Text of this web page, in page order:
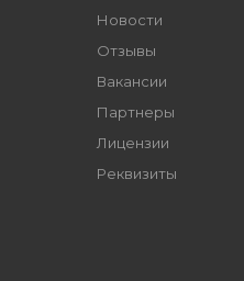
Новости
Отзывы
Вакансии
Партнеры
Лицензии
Реквизиты